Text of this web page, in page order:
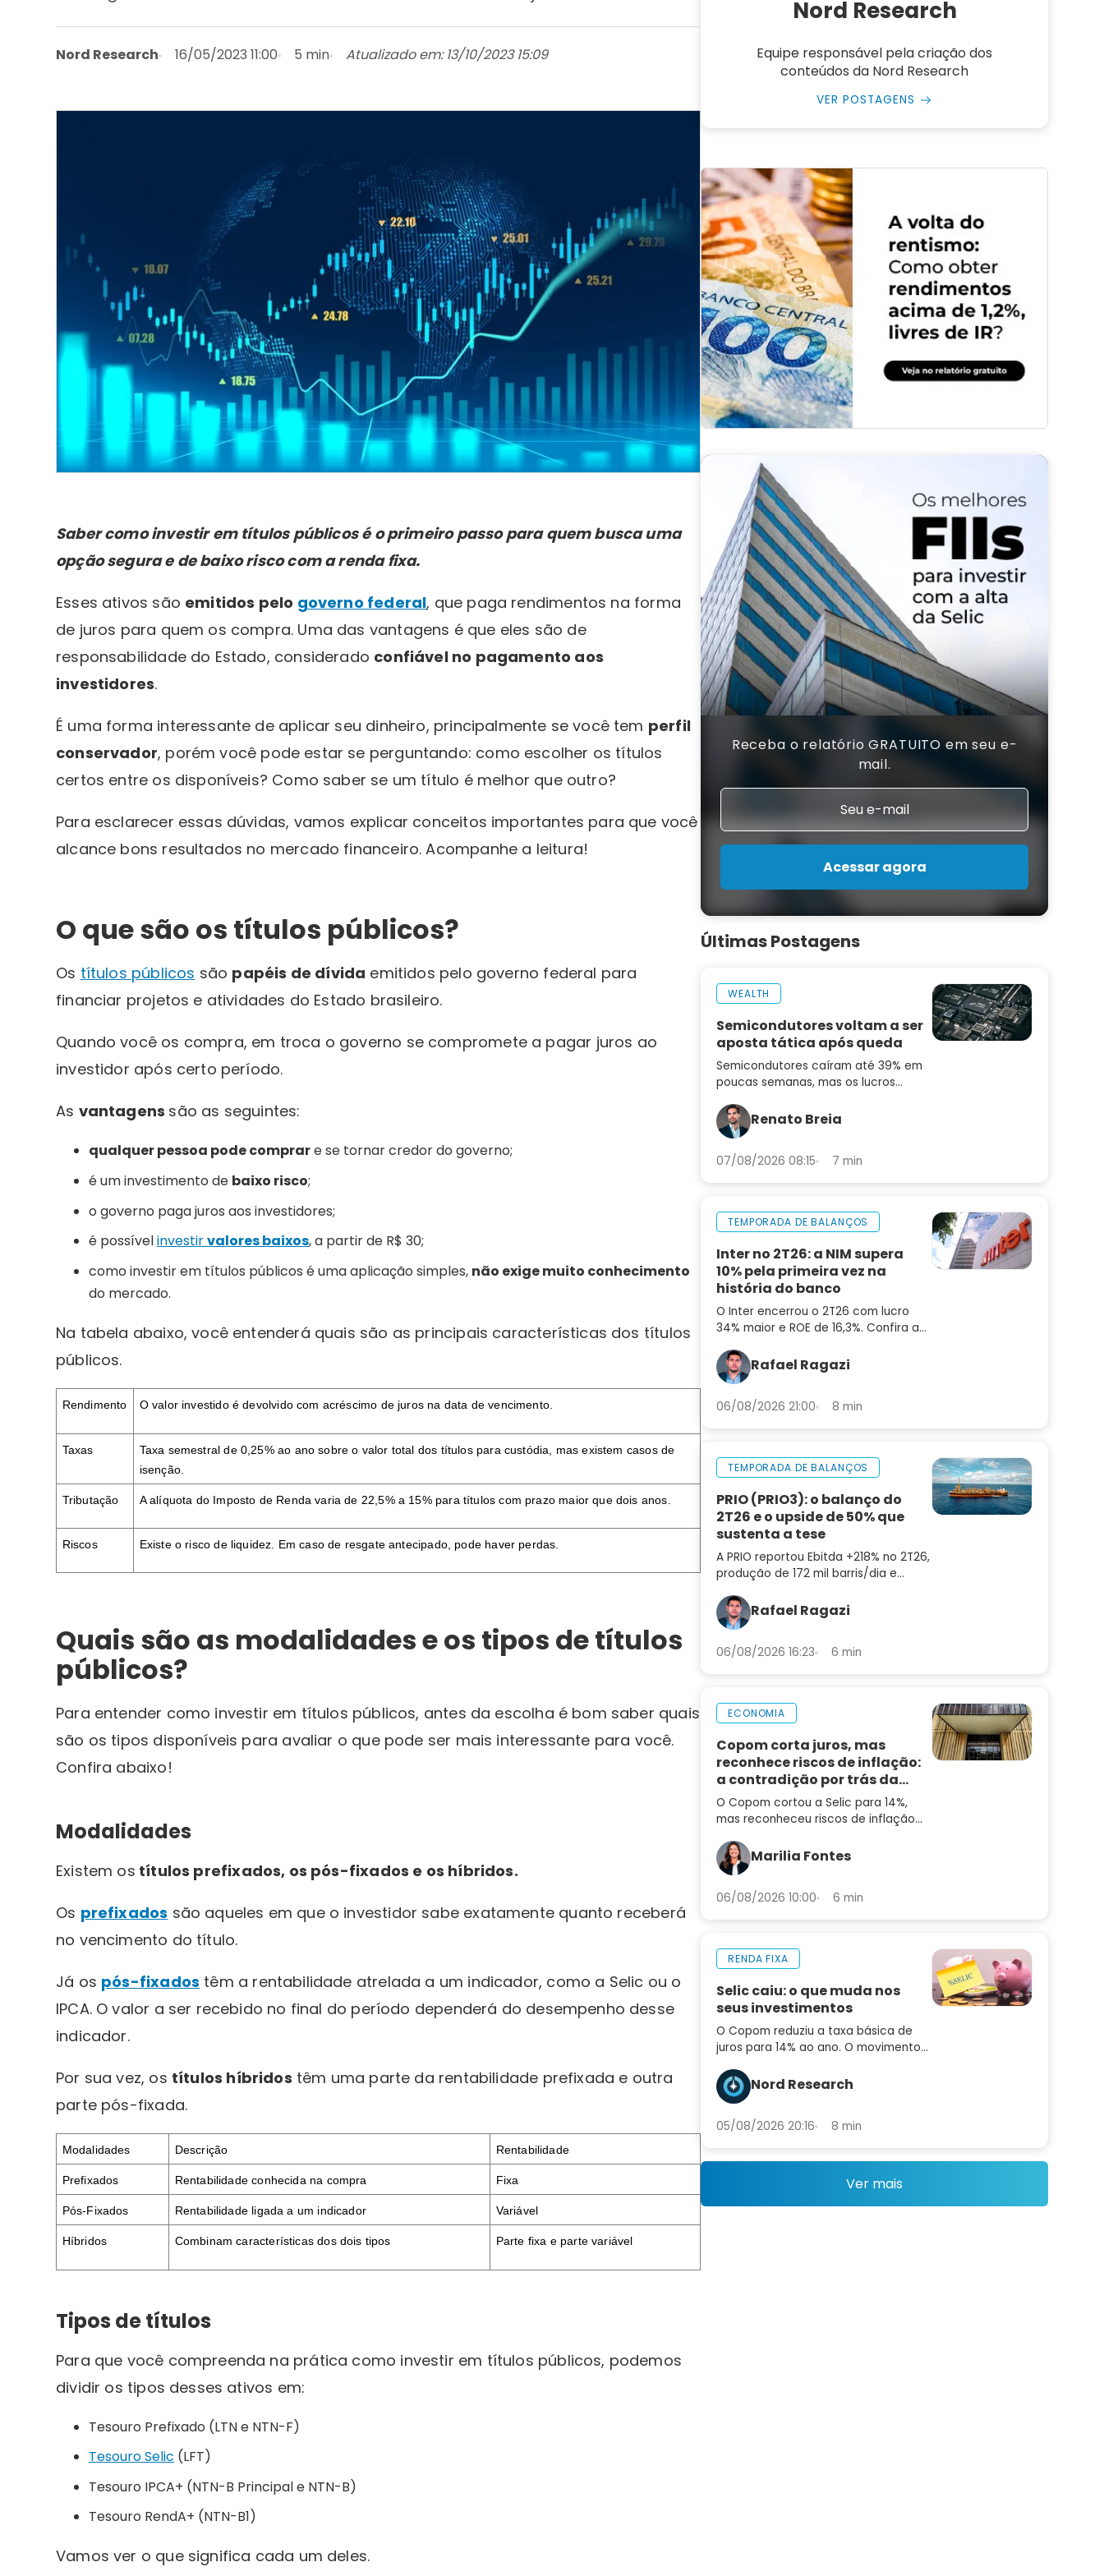
Nord Research 16/05/2023 11:00 5 min Atualizado em: 13/10/2023 15:09
Saber como investir em títulos públicos é o primeiro passo para quem busca uma
opção segura e de baixo risco com a renda fixa.
Esses ativos são emitidos pelo governo federal, que paga rendimentos na forma
de juros para quem os compra. Uma das vantagens é que eles são de
responsabilidade do Estado, considerado confiável no pagamento aos
investidores.
É uma forma interessante de aplicar seu dinheiro, principalmente se você tem perfil
conservador, porém você pode estar se perguntando: como escolher os títulos
certos entre os disponíveis? Como saber se um título é melhor que outro?
Para esclarecer essas dúvidas, vamos explicar conceitos importantes para que você
alcance bons resultados no mercado financeiro. Acompanhe a leitura!
O que são os títulos públicos?
Os títulos públicos são papéis de dívida emitidos pelo governo federal para
financiar projetos e atividades do Estado brasileiro.
Quando você os compra, em troca o governo se compromete a pagar juros ao
investidor após certo período.
As vantagens são as seguintes:
qualquer pessoa pode comprare se tornar credor do governo;
é um investimento de baixo risco;
o governo paga juros aos investidores;
é possívelinvestirvalores baixos, a partir de R$ 30;
como investir em títulos públicos é uma aplicação simples, não exige muito conhecimento
do mercado.
Na tabela abaixo, você entenderá quais são as principais características dos títulos
públicos.
Rendimento O valor investido é devolvido com acréscimo de juros na data de vencimento.
Taxas
Taxa semestral de 0,25% ao ano sobre o valor total dos títulos para custódia, mas existem casos de
isenção.
Tributação A alíquota do Imposto de Renda varia de 22,5% a 15% para títulos com prazo maior que dois anos.
Riscos Existe o risco de liquidez. Em caso de resgate antecipado, pode haver perdas.
Quais são as modalidades e os tipos de títulos
públicos?
Para entender como investir em títulos públicos, antes da escolha é bom saber quais
são os tipos disponíveis para avaliar o que pode ser mais interessante para você.
Confira abaixo!
Modalidades
Existem os títulos prefixados, os pós-fixados e os híbridos.
Os prefixados são aqueles em que o investidor sabe exatamente quanto receberá
no vencimento do título.
Já os pós-fixados têm a rentabilidade atrelada a um indicador, como a Selic ou o
IPCA. O valor a ser recebido no final do período dependerá do desempenho desse
indicador.
Por sua vez, os títulos híbridos têm uma parte da rentabilidade prefixada e outra
parte pós-fixada.
Modalidades Descrição Rentabilidade
Prefixados Rentabilidade conhecida na compra Fixa
Pós-Fixados Rentabilidade ligada a um indicador Variável
Híbridos Combinam características dos dois tipos Parte fixa e parte variável
Tipos de títulos
Para que você compreenda na prática como investir em títulos públicos, podemos
dividir os tipos desses ativos em:
Tesouro Prefixado (LTN e NTN-F)
Tesouro Selic (LFT)
Tesouro IPCA+ (NTN-B Principal e NTN-B)
Tesouro RendA+ (NTN-B1)
Vamos ver o que significa cada um deles.
Nord Research
Equipe responsável pela criação dos
conteúdos da Nord Research
VER POSTAGENS
Receba o relatório GRATUITO em seu e-
mail.
Acessar agora
Últimas Postagens
WEALTH
Semicondutores voltam a ser
aposta tática após queda
Semicondutores caíram até 39% em
poucas semanas, mas os lucros
setor pode ser uma oportunidade
agora
Renato Breia
07/08/2026 08:15 7 min
TEMPORADA DE BALANÇOS
Inter no 2T26: a NIM supera
10% pela primeira vez na
história do banco
O Inter encerrou o 2T26 com lucro
34% maior e ROE de 16,3%. Confira a
para INBR32Rafael Ragazi
06/08/2026 21:00 8 min
TEMPORADA DE BALANÇOS
PRIO (PRIO3): o balanço do
2T26 e o upside de 50% que
sustenta a tese
A PRIO reportou Ebitda +218% no 2T26,
produção de 172 mil barris/dia e
análise do balanço e as perspectivas
para PRIO3
Rafael Ragazi
06/08/2026 16:23 6 min
ECONOMIA
Copom corta juros, mas
reconhece riscos de inflação:
a contradição por trás da
decisão
O Copom cortou a Selic para 14%,
mas reconheceu riscos de inflação
por que ainda não é hora de
aumentar risco
Marilia Fontes
06/08/2026 10:00 6 min
RENDA FIXA
Selic caiu: o que muda nos
seus investimentos
O Copom reduziu a taxa básica de
juros para 14% ao ano. O movimento
trouxe sinais importantes sobre os
próximos passos
Nord Research
05/08/2026 20:16 8 min
Ver mais